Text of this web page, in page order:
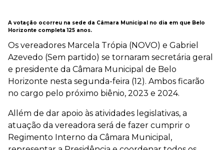
A votação ocorreu na sede da Câmara Municipal no dia em que Belo
Horizonte completa 125 anos.
Os vereadores Marcela Trópia (NOVO) e Gabriel
Azevedo (Sem partido) se tornaram secretária geral
e presidente da Câmara Municipal de Belo
Horizonte nesta segunda-feira (12). Ambos ficarão
no cargo pelo próximo biênio, 2023 e 2024.
Allém de dar apoio às atividades legislativas, a
atuação da vereadora será de fazer cumprir o
Regimento Interno da Câmara Municipal,